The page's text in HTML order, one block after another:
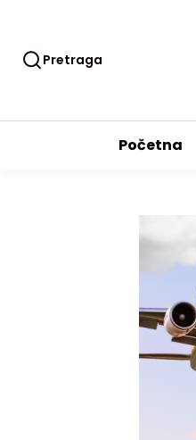
Pretraga
Početna